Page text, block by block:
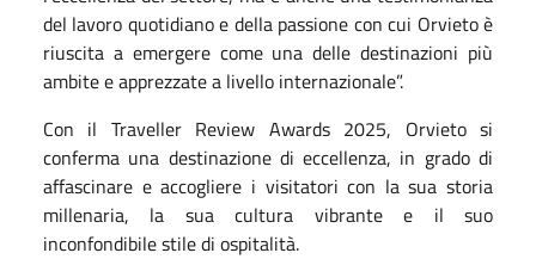
del lavoro quotidiano e della passione con cui Orvieto è
riuscita a emergere come una delle destinazioni più
ambite e apprezzate a livello internazionale”.
Con il Traveller Review Awards 2025, Orvieto si
conferma una destinazione di eccellenza, in grado di
affascinare e accogliere i visitatori con la sua storia
millenaria, la sua cultura vibrante e il suo
inconfondibile stile di ospitalità.